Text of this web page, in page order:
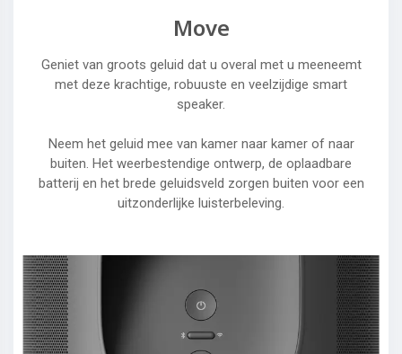
Move
Geniet van groots geluid dat u overal met u meeneemt
met deze krachtige, robuuste en veelzijdige smart
speaker.
Neem het geluid mee van kamer naar kamer of naar
buiten. Het weerbestendige ontwerp, de oplaadbare
batterij en het brede geluidsveld zorgen buiten voor een
uitzonderlijke luisterbeleving.